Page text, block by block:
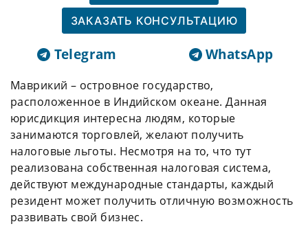
ЗАКАЗАТЬ КОНСУЛЬТАЦИЮ
Telegram WhatsApp
Маврикий – островное государство,
расположенное в Индийском океане. Данная
юрисдикция интересна людям, которые
занимаются торговлей, желают получить
налоговые льготы. Несмотря на то, что тут
реализована собственная налоговая система,
действуют международные стандарты, каждый
резидент может получить отличную возможность
развивать свой бизнес.